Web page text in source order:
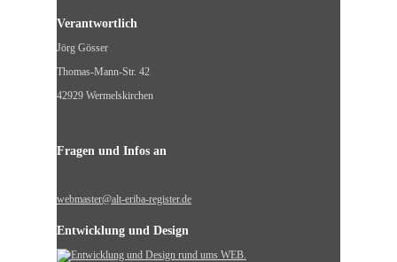
Verantwortlich
Jörg Gösser
Thomas-Mann-Str. 42
42929 Wermelskirchen
Fragen und Infos an
webmaster@alt-eriba-register.de
Entwicklung und Design